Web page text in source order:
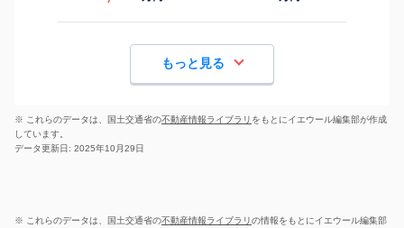
もっと見る
※ これらのデータは、国土交通省の不動産情報ライブラリ をもとにイエウール編集部が作成
しています。
データ更新日: 2025年10月29日
※ これらのデータは、国土交通省の不動産情報ライブラリの情報をもとにイエウール編集部